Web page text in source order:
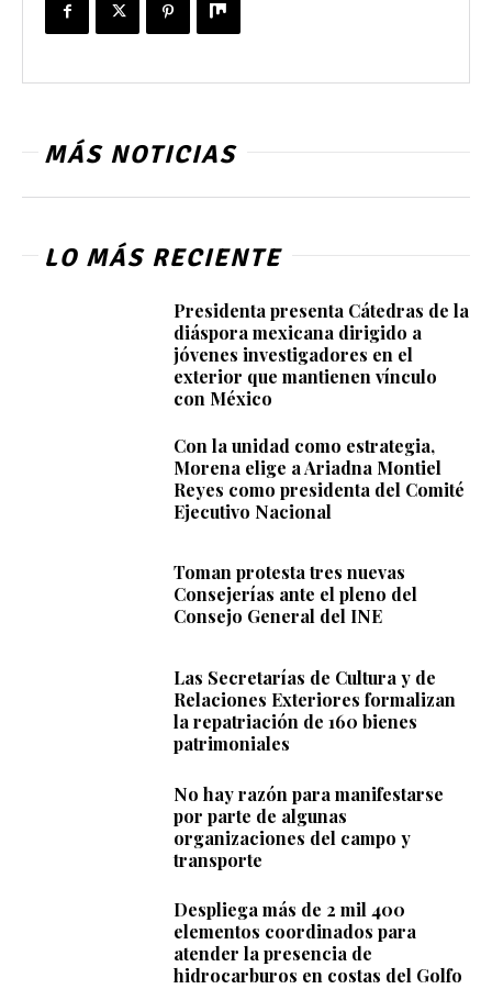
MÁS NOTICIAS
LO MÁS RECIENTE
Presidenta presenta Cátedras de la
diáspora mexicana dirigido a
jóvenes investigadores en el
exterior que mantienen vínculo
con México
Con la unidad como estrategia,
Morena elige a Ariadna Montiel
Reyes como presidenta del Comité
Ejecutivo Nacional
Toman protesta tres nuevas
Consejerías ante el pleno del
Consejo General del INE
Las Secretarías de Cultura y de
Relaciones Exteriores formalizan
la repatriación de 160 bienes
patrimoniales
No hay razón para manifestarse
por parte de algunas
organizaciones del campo y
transporte
Despliega más de 2 mil 400
elementos coordinados para
atender la presencia de
hidrocarburos en costas del Golfo